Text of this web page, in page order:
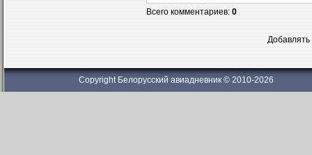
Всего комментариев:0
Добавлять
Copyright Белорусский авиадневник © 2010-2026